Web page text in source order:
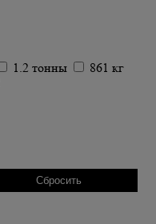
1.2 тонны 861 кг